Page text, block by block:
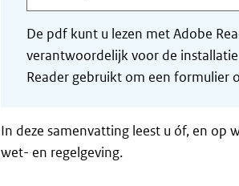
De pdf kunt u lezen met Adobe
verantwoordelijk voor de
Reader gebruikt om een formulier
In deze samenvatting leest u óf, en op
wet- en regelgeving.